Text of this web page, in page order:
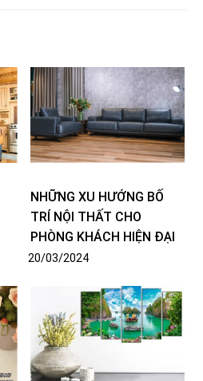
NHỮNG XU HƯỚNG BỐ
TRÍ NỘI THẤT CHO
PHÒNG KHÁCH HIỆN ĐẠI
20/03/2024